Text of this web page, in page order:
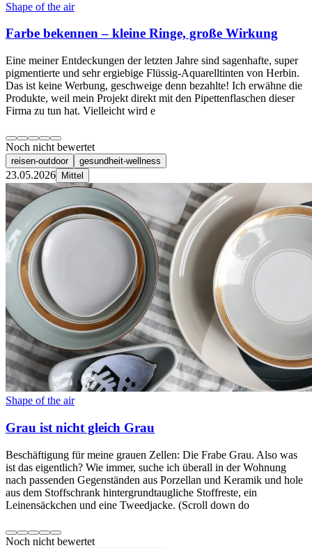
Shape of the air
Farbe bekennen – kleine Ringe, große Wirkung
Eine meiner Entdeckungen der letzten Jahre sind sagenhafte, super
pigmentierte und sehr ergiebige Flüssig-Aquarelltinten von Herbin.
Das ist keine Werbung, geschweige denn bezahlte! Ich erwähne die
Produkte, weil mein Projekt direkt mit den Pipettenflaschen dieser
Firma zu tun hat. Vielleicht wird e
Noch nicht bewertet
reisen-outdoor gesundheit-wellness
23.05.2026 Mittel
Shape of the air
Grau ist nicht gleich Grau
Beschäftigung für meine grauen Zellen: Die Frabe Grau. Also was
ist das eigentlich? Wie immer, suche ich überall in der Wohnung
nach passenden Gegenständen aus Porzellan und Keramik und hole
aus dem Stoffschrank hintergrundtaugliche Stoffreste, ein
Leinensäckchen und eine Tweedjacke. (Scroll down do
Noch nicht bewertet